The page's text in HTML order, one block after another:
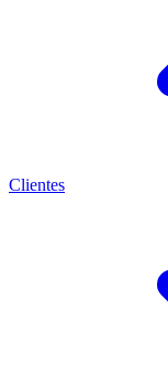
Clientes